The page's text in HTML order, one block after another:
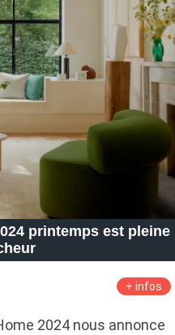
printemps est pleine
+ infos
2024 nous annonce